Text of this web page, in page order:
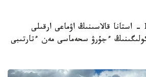
استانا. KAZINFORM - استانا قالاسىنىڭ اۋماعى ارقىلى
ءجۇرۋ سحەماسى مەن ءتارتىبى